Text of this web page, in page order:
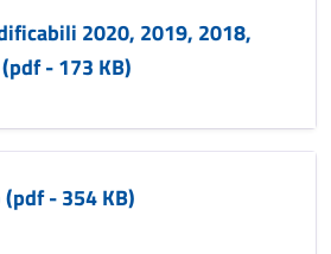
2020, 2019, 2018,
- 173 KB)
- 354 KB)